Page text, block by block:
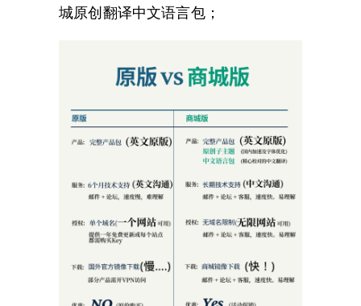
城原创翻译中文语言包；